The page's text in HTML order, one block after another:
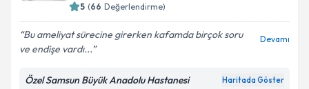
Kişisel verilerimin işlenmesine ilişkin
kapsamda işlenmesini kabul ediyorum.
5 (66 Değerlendirme)
Bu ameliyat sürecine girerken kafamda birçok soru
ve endişe vardı...
Devamı
Özel Samsun Büyük Anadolu Hastanesi Haritada Göster